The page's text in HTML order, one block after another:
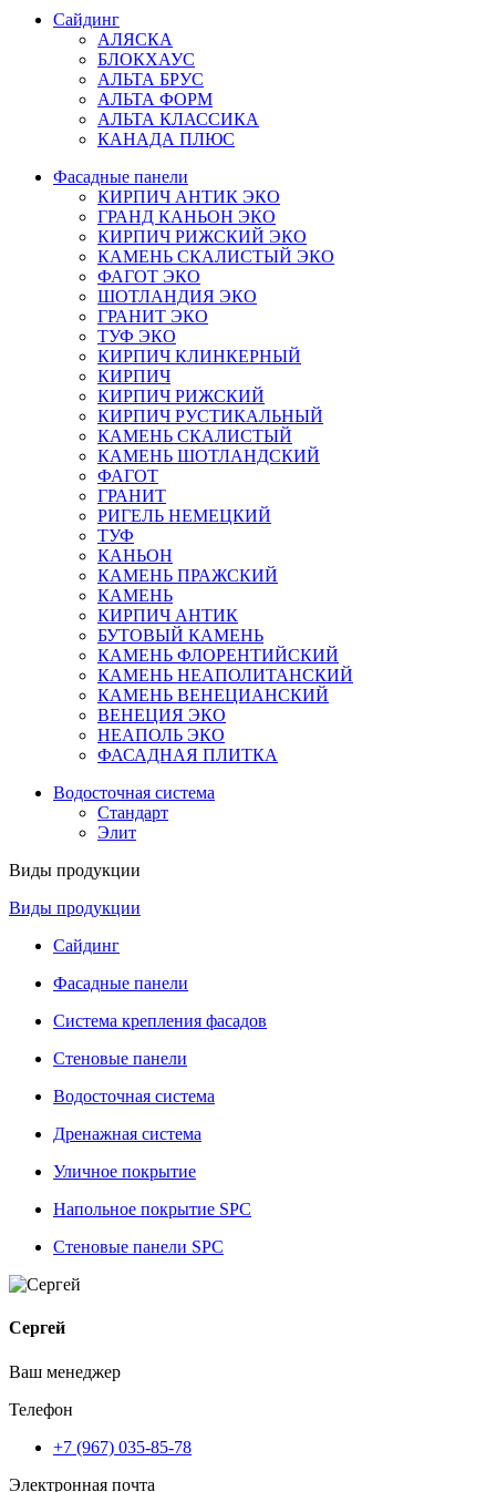
Сайдинг
АЛЯСКА
БЛОКХАУС
АЛЬТА БРУС
АЛЬТА ФОРМ
АЛЬТА КЛАССИКА
КАНАДА ПЛЮС
Фасадные панели
КИРПИЧ АНТИК ЭКО
ГРАНД КАНЬОН ЭКО
КИРПИЧ РИЖСКИЙ ЭКО
КАМЕНЬ СКАЛИСТЫЙ ЭКО
ФАГОТ ЭКО
ШОТЛАНДИЯ ЭКО
ГРАНИТ ЭКО
ТУФ ЭКО
КИРПИЧ КЛИНКЕРНЫЙ
КИРПИЧ
КИРПИЧ РИЖСКИЙ
КИРПИЧ РУСТИКАЛЬНЫЙ
КАМЕНЬ СКАЛИСТЫЙ
КАМЕНЬ ШОТЛАНДСКИЙ
ФАГОТ
ГРАНИТ
РИГЕЛЬ НЕМЕЦКИЙ
ТУФ
КАНЬОН
КАМЕНЬ ПРАЖСКИЙ
КАМЕНЬ
КИРПИЧ АНТИК
БУТОВЫЙ КАМЕНЬ
КАМЕНЬ ФЛОРЕНТИЙСКИЙ
КАМЕНЬ НЕАПОЛИТАНСКИЙ
КАМЕНЬ ВЕНЕЦИАНСКИЙ
ВЕНЕЦИЯ ЭКО
НЕАПОЛЬ ЭКО
ФАСАДНАЯ ПЛИТКА
Водосточная система
Стандарт
Элит
Виды продукции
Виды продукции
Сайдинг
Фасадные панели
Система крепления фасадов
Стеновые панели
Водосточная система
Дренажная система
Уличное покрытие
Напольное покрытие SPC
Стеновые панели SPC
Сергей
Ваш менеджер
Телефон
+7 (967) 035-85-78
Электронная почта